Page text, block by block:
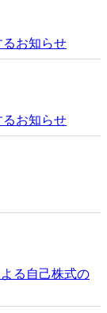
お知らせ
るお知らせ
る自己株式の